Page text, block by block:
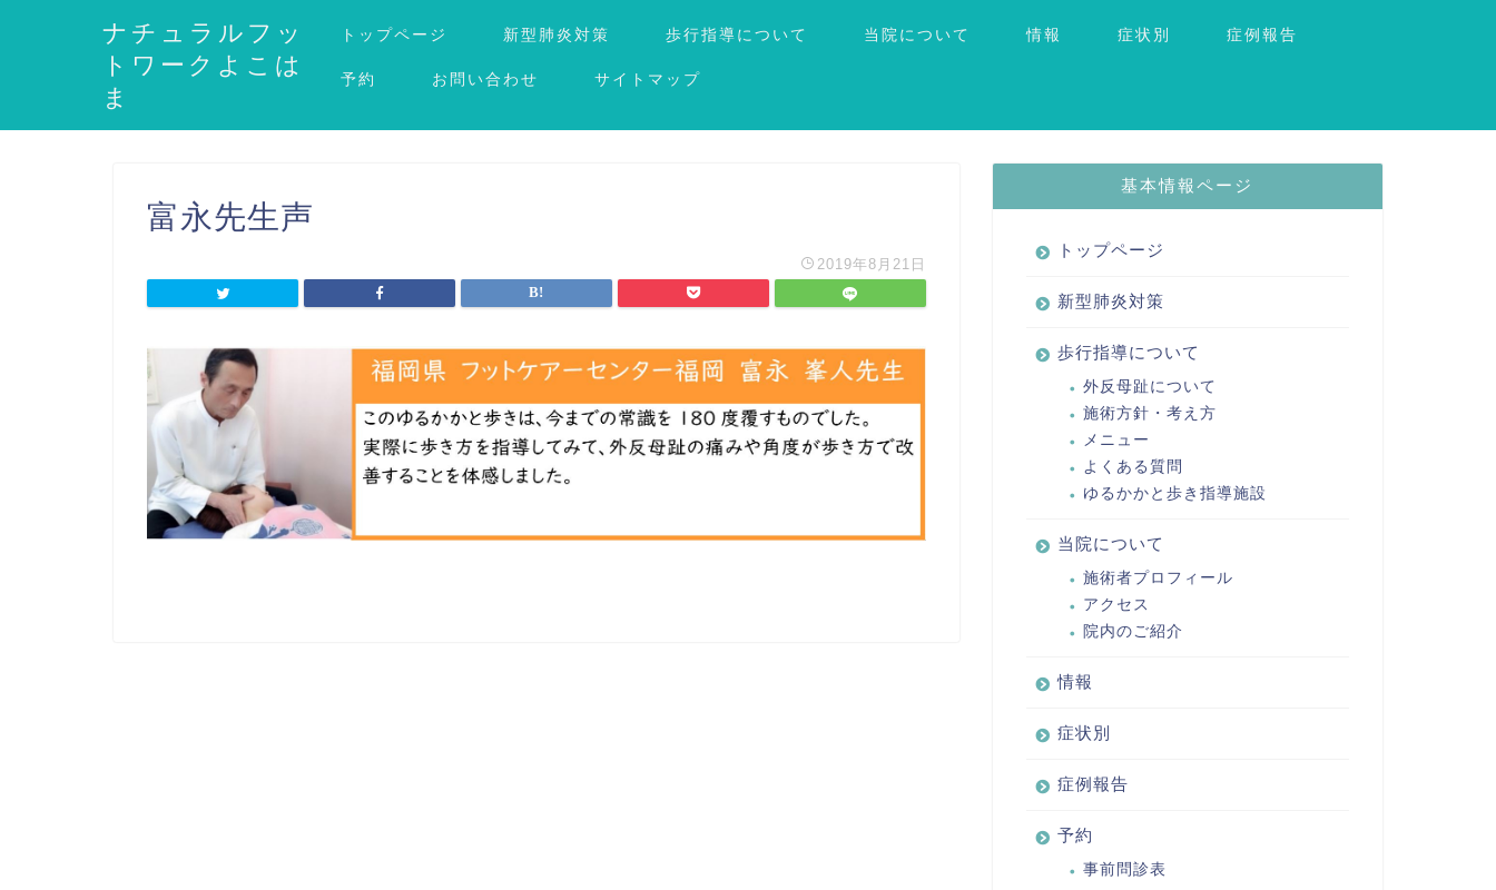
ナチュラルフッ
トワークよこは
ま
トップページ 新型肺炎対策 歩行指導について 当院について 情報 症状別 症例報告
予約 お問い合わせ サイトマップ
富永先生声
2019年8月21日
基本情報ページ
トップページ
新型肺炎対策
歩行指導について
外反母趾について
施術方針・考え方
メニュー
よくある質問
ゆるかかと歩き指導施設
当院について
施術者プロフィール
アクセス
院内のご紹介
情報
症状別
症例報告
予約
事前問診表